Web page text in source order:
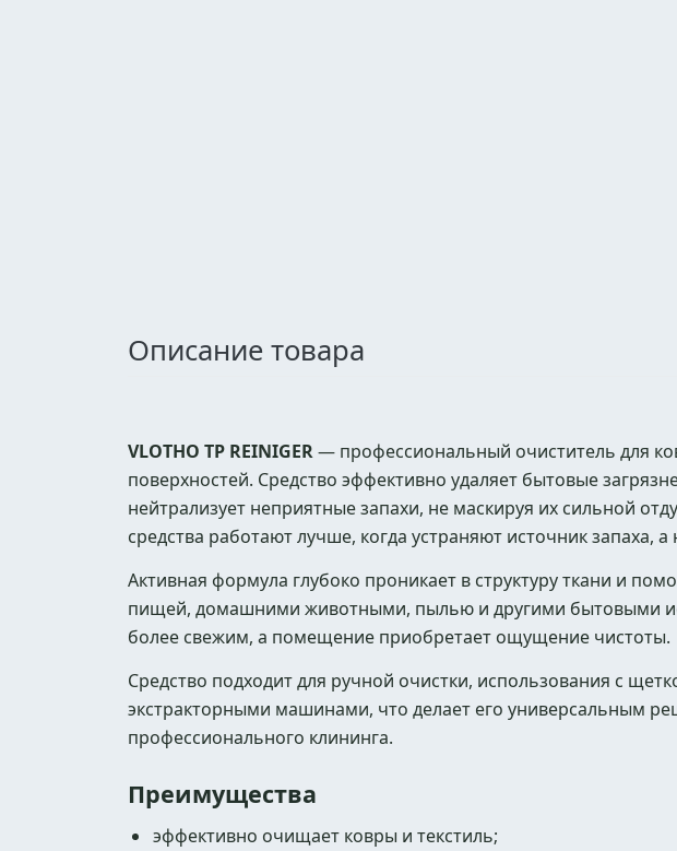
Описание товара
VLOTHO TP REINIGER— профессиональный очиститель для
поверхностей. Средство эффективно удаляет бытовые
нейтрализует неприятные запахи, не маскируя их сильной
средства работают лучше, когда устраняют источник запаха,
Активная формула глубоко проникает в структуру ткани и
пищей, домашними животными, пылью и другими бытовыми
более свежим, а помещение приобретает ощущение чистоты.
Средство подходит для ручной очистки, использования с
экстракторными машинами, что делает его универсальным
профессионального клининга.
Преимущества
эффективно очищает ковры и текстиль;